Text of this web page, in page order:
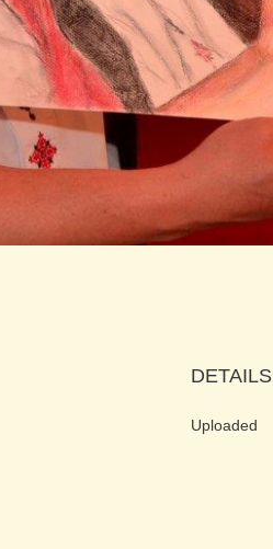
DETAILS
Uploaded